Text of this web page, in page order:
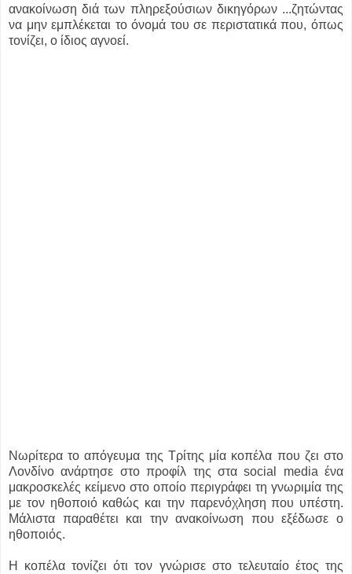
ανακοίνωση διά των πληρεξούσιων δικηγόρων ...ζητώντας
να μην εμπλέκεται το όνομά του σε περιστατικά που, όπως
τονίζει, ο ίδιος αγνοεί.
Νωρίτερα το απόγευμα της Τρίτης μία κοπέλα που ζει στο
Λονδίνο ανάρτησε στο προφίλ της στα social media ένα
μακροσκελές κείμενο στο οποίο περιγράφει τη γνωριμία της
με τον ηθοποιό καθώς και την παρενόχληση που υπέστη.
Μάλιστα παραθέτει και την ανακοίνωση που εξέδωσε ο
ηθοποιός.
Η κοπέλα τονίζει ότι τον γνώρισε στο τελευταίο έτος της